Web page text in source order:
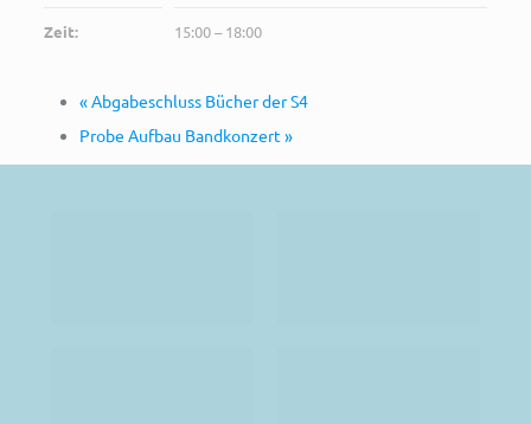
Zeit: 15:00 – 18:00
«Abgabeschluss Bücher der S4
Probe Aufbau Bandkonzert»